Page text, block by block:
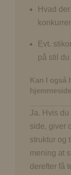
Hvad
Evt.
på stil
Kan I også
Ja. Hvis
side, giver
struktur og
mening at
derefter få